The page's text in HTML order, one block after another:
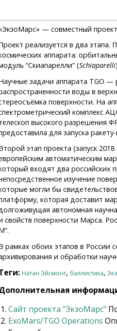
— совместный проект
реализуется в два
аппарата:
“Скиапарелли” (Schiaparelli
задачи аппарата TGO
воды в
поверхности. На
комплекс
высокого разрешения
для запуска
этап проекта (запуск
автоматическим
входят два
изучение
могли бы
которая доставит
автономная
свойств поверхности Марса.
рамках обоих этапов в России
и обработки
Натан Эйсмонт, баллистика,
Сайт проекта "ЭкзоМарс"
ExoMars/TGO Operations